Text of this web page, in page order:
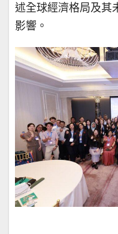
述全球經濟格局及其
影響。